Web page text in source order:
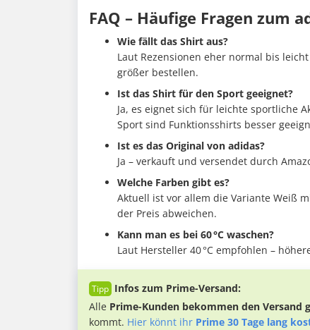
FAQ – Häufige Fragen zum
Wie fällt das Shirt aus?
Laut Rezensionen eher normal bis
größer bestellen.
Ist das Shirt für den Sport geeignet?
Ja, es eignet sich für leichte sportliche
Sport sind Funktionsshirts besser
Ist es das Original von adidas?
Ja – verkauft und versendet durch
Welche Farben gibt es?
Aktuell ist vor allem die Variante Weiß
der Preis abweichen.
Kann man es bei 60 °C waschen?
Laut Hersteller 40 °C empfohlen –
Infos zum Prime-Versand:
Alle Prime-Kunden bekommen den Versand
kommt. Hier könnt ihr Prime 30 Tage lang